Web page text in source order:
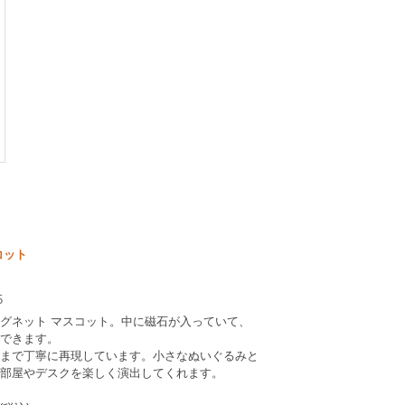
ト
ネット マスコット。中に磁石が入っていて、
きます。
で丁寧に再現しています。小さなぬいぐるみと
屋やデスクを楽しく演出してくれます。